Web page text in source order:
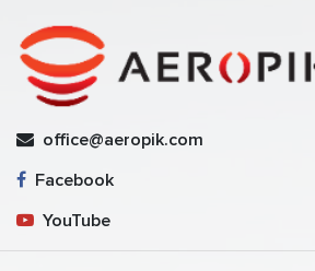
office@aeropik.com
Facebook
YouTube